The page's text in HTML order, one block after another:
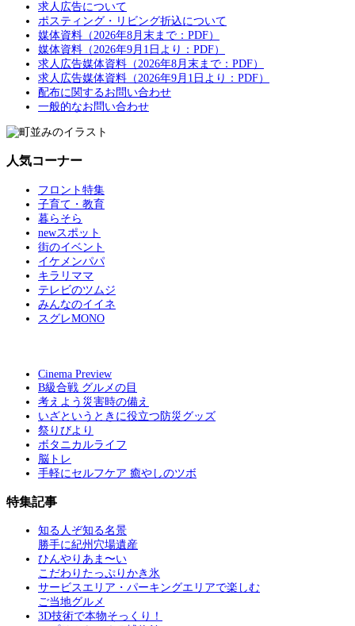
求人広告について
ポスティング・リビング折込について
媒体資料（2026年8月末まで：PDF）
媒体資料（2026年9月1日より：PDF）
求人広告媒体資料（2026年8月末まで：PDF）
求人広告媒体資料（2026年9月1日より：PDF）
配布に関するお問い合わせ
一般的なお問い合わせ
人気コーナー
フロント特集
子育て・教育
暮らそら
newスポット
街のイベント
イケメンパパ
キラリママ
テレビのツムジ
みんなのイイネ
スグレMONO
Cinema Preview
B級合戦 グルメの目
考えよう災害時の備え
いざというときに役立つ防災グッズ
祭りびより
ボタニカルライフ
脳トレ
手軽にセルフケア 癒やしのツボ
特集記事
知る人ぞ知る名景
勝手に紀州穴場遺産
ひんやりあま〜い
こだわりたっぷりかき氷
サービスエリア・パーキングエリアで楽しむ
ご当地グルメ
3D技術で本物そっくり！